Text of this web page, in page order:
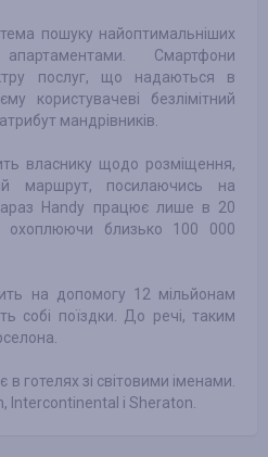
пошуку найоптимальніших
Смартфони
послуг, що надаються в
користувачеві безлімітний
мандрівників.
власнику щодо розміщення,
маршрут, посилаючись на
Handy працює лише в 20
охоплюючи близько 100 000
на допомогу 12 мільйонам
собі поїздки. До речі, таким
готелях зі світовими іменами.
Intercontinental і Sheraton.